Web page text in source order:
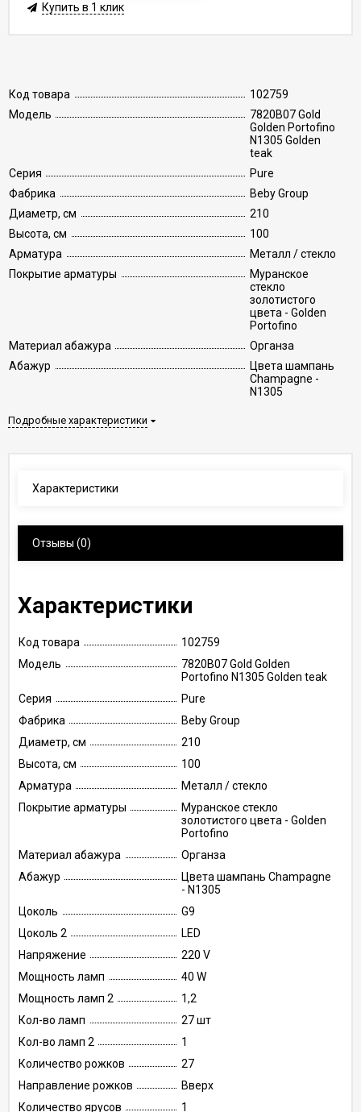
Код товара
102759
Модель
7820B07 Gold
Golden Portofino
N1305 Golden
teak
Серия
Pure
Фабрика
Beby Group
Диаметр, см
210
Высота, см
100
Арматура
Металл / стекло
Покрытие арматуры
Муранское
стекло
золотистого
цвета - Golden
Portofino
Материал абажура
Органза
Абажур
Цвета шампань
Champagne -
N1305
Подробные характеристики
Купить в 1 клик
Характеристики
Отзывы (0)
Характеристики
Код товара
102759
Модель
7820B07 Gold Golden
Portofino N1305 Golden teak
Серия
Pure
Фабрика
Beby Group
Диаметр, см
210
Высота, см
100
Арматура
Металл / стекло
Покрытие арматуры
Муранское стекло
золотистого цвета - Golden
Portofino
Материал абажура
Органза
Абажур
Цвета шампань Champagne
- N1305
Цоколь
G9
Цоколь 2
LED
Напряжение
220 V
Мощность ламп
40 W
Мощность ламп 2
1,2
Кол-во ламп
27 шт
Кол-во ламп 2
1
Количество рожков
27
Направление рожков
Вверх
Количество ярусов
1